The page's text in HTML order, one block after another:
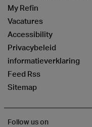
My Refin
Vacatures
Accessibility
Privacybeleid
informatieverklaring
Feed Rss
Sitemap
Follow us on